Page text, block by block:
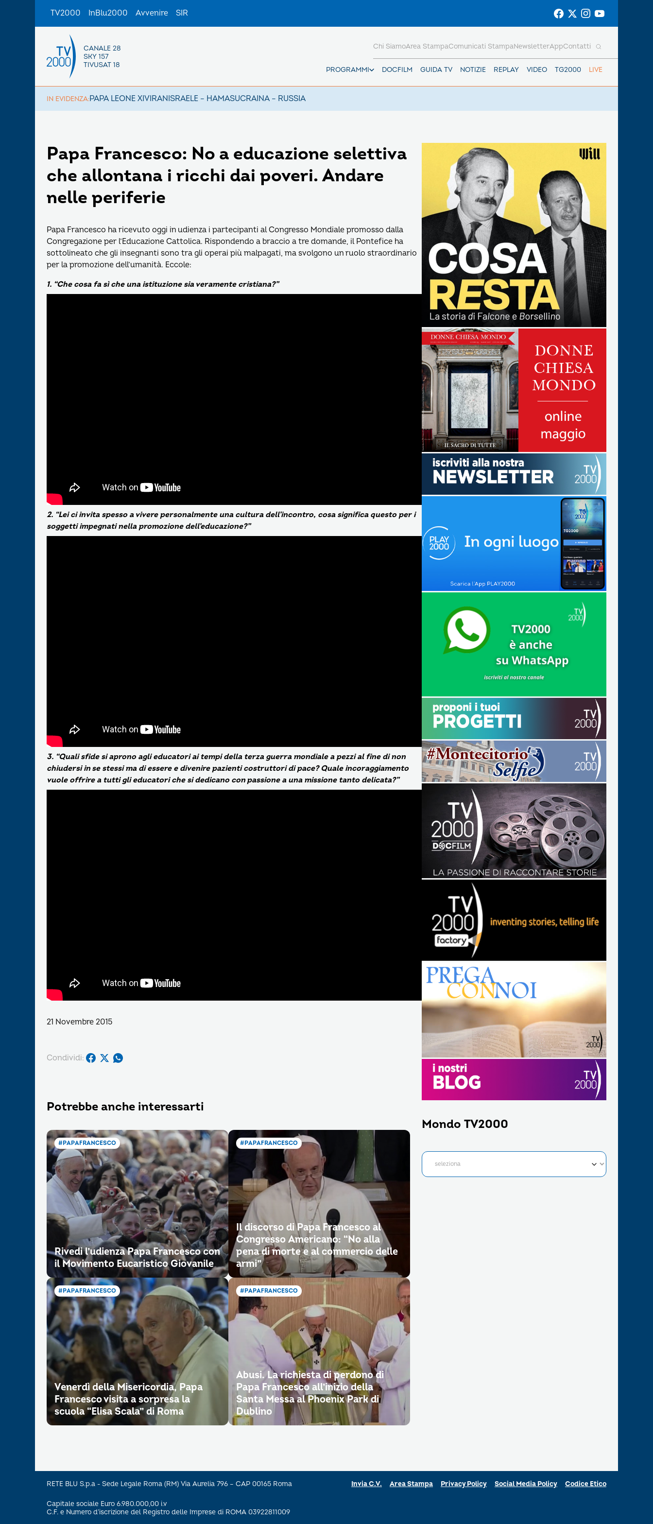
TV2000 InBlu2000 Avvenire SIR
CANALE 28
SKY 157
TIVUSAT 18
PROGRAMMI DOCFILM GUIDA TV NOTIZIE REPLAY VIDEO TG2000 LIVE
Chi SiamoArea StampaComunicati StampaNewsletterAppContatti
IN EVIDENZA:PAPA LEONE XIVIRANISRAELE – HAMASUCRAINA – RUSSIA
Papa Francesco: No a educazione selettiva
che allontana i ricchi dai poveri. Andare
nelle periferie
Papa Francesco ha ricevuto oggi in udienza i partecipanti al Congresso Mondiale promosso dalla
Congregazione per l’Educazione Cattolica. Rispondendo a braccio a tre domande, il Pontefice ha
sottolineato che gli insegnanti sono tra gli operai più malpagati, ma svolgono un ruolo straordinario
per la promozione dell’umanità. Eccole:
1. “Che cosa fa sì che una istituzione sia veramente cristiana?”
2. “Lei ci invita spesso a vivere personalmente una cultura dell’incontro, cosa significa questo per i
soggetti impegnati nella promozione dell’educazione?”
3. “Quali sfide si aprono agli educatori ai tempi della terza guerra mondiale a pezzi al fine di non
chiudersi in se stessi ma di essere e divenire pazienti costruttori di pace? Quale incoraggiamento
vuole offrire a tutti gli educatori che si dedicano con passione a una missione tanto delicata?”
21 Novembre 2015
Condividi:
Potrebbe anche interessarti
#PAPAFRANCESCO
Rivedi l’udienza Papa Francesco con
il Movimento Eucaristico Giovanile
#PAPAFRANCESCO
Il discorso di Papa Francesco al
Congresso Americano: “No alla
pena di morte e al commercio delle
armi”
#PAPAFRANCESCO
Venerdì della Misericordia, Papa
Francesco visita a sorpresa la
scuola “Elisa Scala” di Roma
#PAPAFRANCESCO
Abusi. La richiesta di perdono di
Papa Francesco all’inizio della
Santa Messa al Phoenix Park di
Dublino
Mondo TV2000
RETE BLU S.p.a - Sede Legale Roma (RM) Via Aurelia 796 – CAP 00165 Roma
Capitale sociale Euro 6.980.000,00 i.v
C.F. e Numero d’iscrizione del Registro delle Imprese di ROMA 03922811009
Invia C.V. Area Stampa Privacy Policy Social Media Policy Codice Etico